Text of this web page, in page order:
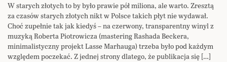
W starych złotych to by było prawie pół miliona, ale warto. Zresztą
za czasów starych złotych nikt w Polsce takich płyt nie wydawał.
Choć zupełnie tak jak kiedyś – na czerwony, transparentny winyl z
muzyką Roberta Piotrowicza (mastering Rashada Beckera,
minimalistyczny projekt Lasse Marhauga) trzeba było pod każdym
względem poczekać. Z jednej strony dlatego, że publikacja się […]